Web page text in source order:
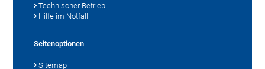
Technischer Betrieb
Hilfe im Notfall
Seitenoptionen
Sitemap